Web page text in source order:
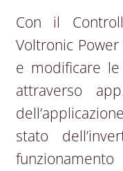
Con il
Voltronic
e modificare le
attraverso
stato